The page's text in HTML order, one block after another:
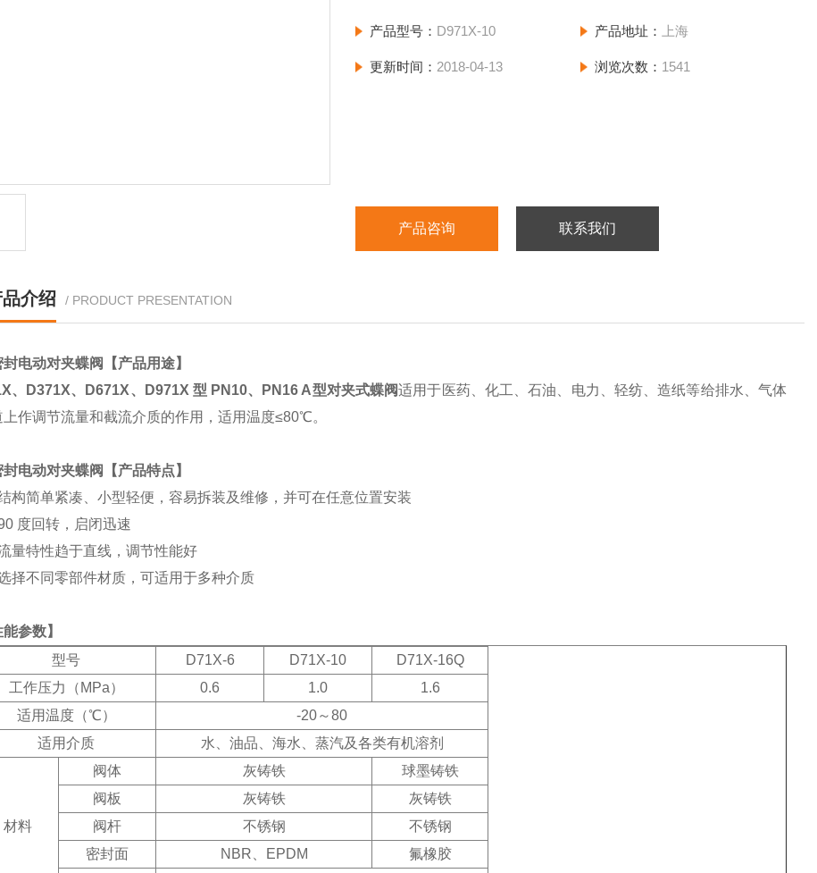
产品型号： D971X-10 产品地址： 上海
更新时间： 2018-04-13 浏览次数： 1541
产品咨询 联系我们
介绍 / PRODUCT PRESENTATION
封电动对夹蝶阀
【产品用途】
、 D371X、 D671X、 D971X 型 PN10、 PN16 A型对夹式蝶阀适用于医药、化工、石油、电力、轻纺、造纸等给排水、气体
上作调节流量和截流介质的作用，适用温度≤80℃。
封电动对夹蝶阀
【产品特点】
结构简单紧凑、小型轻便，容易拆装及维修，并可在任意位置安装
度回转，启闭迅速
流量特性趋于直线，调节性能好
选择不同零部件材质，可适用于多种介质
能参数】
型号
D71X-6 D71X-10
D71X-16Q
工作压力（ MPa） 0.6 1.0
1.6
适用温度（℃） -20～80
适用介质
水、油品、海水、蒸汽及各类有机溶剂
材料
阀体 灰铸铁
球墨铸铁
阀板
灰铸铁
灰铸铁
阀杆
不锈钢
不锈钢
密封面
NBR EPDM
氟橡胶